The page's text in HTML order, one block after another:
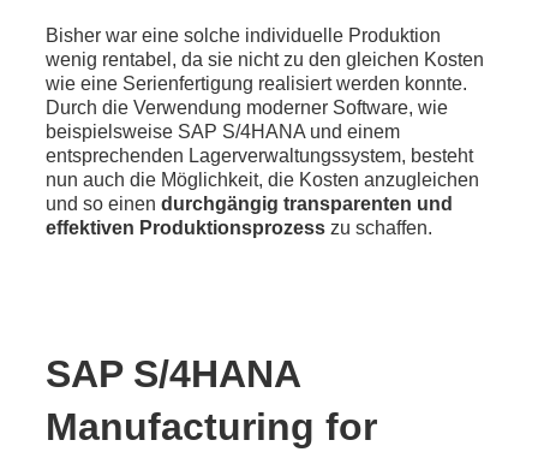
Bisher war eine solche individuelle Produktion
wenig rentabel, da sie nicht zu den gleichen Kosten
wie eine Serienfertigung realisiert werden konnte.
Durch die Verwendung moderner Software, wie
beispielsweise SAP S/4HANA und einem
entsprechenden Lagerverwaltungssystem, besteht
nun auch die Möglichkeit, die Kosten anzugleichen
und so einen durchgängig transparenten und
effektiven Produktionsprozess zu schaffen.
SAP S/4HANA
Manufacturing for